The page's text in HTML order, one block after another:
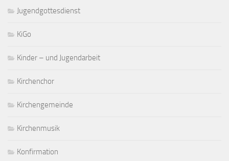
Jugendgottesdienst
KiGo
Kinder – und Jugendarbeit
Kirchenchor
Kirchengemeinde
Kirchenmusik
Konfirmation